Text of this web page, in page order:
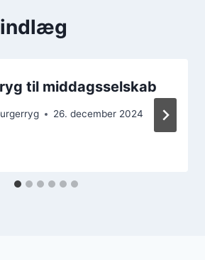
til middagsselskab
26. december 2024